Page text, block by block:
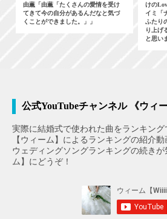
由薫「由薫「たくさんの愛情を受け
てきて今の自分があるんだなと気づ
くことができました。」」
けの
イミ「
ふたり
り上げ
と思い
公式YouTubeチャンネル 《ウィ
実際に結婚式で使われた曲をランキング
【ウィーム】によるランキングの紹介動
ウェディングソングランキングの続き
ム】にどうぞ！